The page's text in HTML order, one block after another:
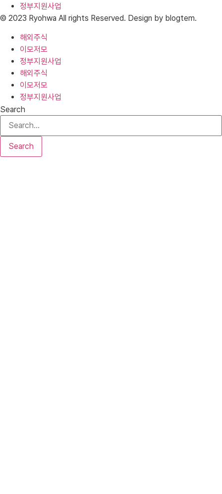
정부지원사업
© 2023 Ryohwa All rights Reserved. Design by blogtem.
해외주식
이모저모
정부지원사업
해외주식
이모저모
정부지원사업
Search
Search